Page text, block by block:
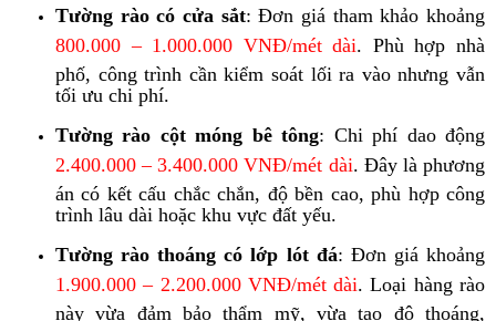
Tường rào có cửa sắt: Đơn giá tham khảo khoảng
800.000 – 1.000.000 VNĐ/mét dài. Phù hợp nhà
phố, công trình cần kiểm soát lối ra vào nhưng vẫn
tối ưu chi phí.
Tường rào cột móng bê tông: Chi phí dao động
2.400.000 – 3.400.000 VNĐ/mét dài. Đây là phương
án có kết cấu chắc chắn, độ bền cao, phù hợp công
trình lâu dài hoặc khu vực đất yếu.
Tường rào thoáng có lớp lót đá: Đơn giá khoảng
1.900.000 – 2.200.000 VNĐ/métdài. Loại hàng rào
này vừa đảm bảo thẩm mỹ, vừa tạo độ thoáng,